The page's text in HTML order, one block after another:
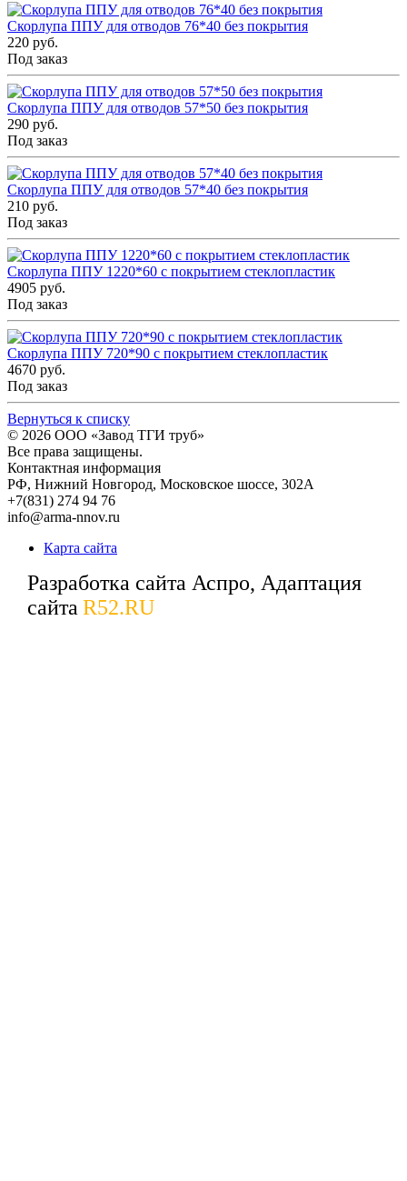
Скорлупа ППУ для отводов 76*40 без покрытия
220 руб.
Под заказ
Скорлупа ППУ для отводов 57*50 без покрытия
290 руб.
Под заказ
Скорлупа ППУ для отводов 57*40 без покрытия
210 руб.
Под заказ
Скорлупа ППУ 1220*60 с покрытием стеклопластик
4905 руб.
Под заказ
Скорлупа ППУ 720*90 с покрытием стеклопластик
4670 руб.
Под заказ
Вернуться к списку
© 2026 ООО «Завод ТГИ труб»
Все права защищены.
Контактная информация
РФ, Нижний Новгород, Московское шоссе, 302А
+7(831) 274 94 76
info@arma-nnov.ru
Карта сайта
Разработка сайта Аспро, Адаптация
сайта R52.RU